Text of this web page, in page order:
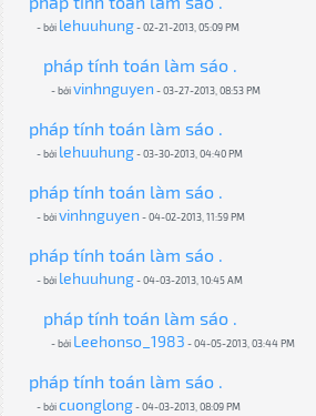
- bởi lehuuhung- 02-21-2013, 05:09 PM
pháp tính toán làm sáo .
- bởivinhnguyen - 03-27-2013, 08:53 PM
pháp tính toán làm sáo .
- bởi lehuuhung- 03-30-2013, 04:40 PM
pháp tính toán làm sáo .
- bởivinhnguyen - 04-02-2013, 11:59 PM
pháp tính toán làm sáo .
- bởi lehuuhung- 04-03-2013, 10:45 AM
pháp tính toán làm sáo .
- bởi Leehonso_1983 - 04-05-2013, 03:44 PM
pháp tính toán làm sáo .
- bởicuonglong- 04-03-2013, 08:09 PM